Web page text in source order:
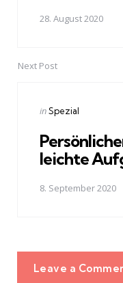
28. August 2020
Next Post
Posted
inSpezial
leichte
8. September 2020
Leave a